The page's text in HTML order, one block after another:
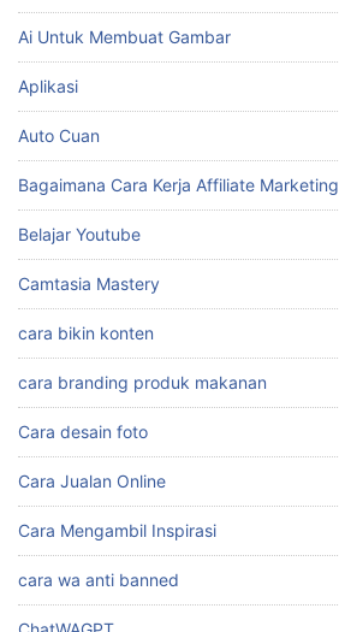
Ai Untuk Membuat Gambar
Aplikasi
Auto Cuan
Bagaimana Cara Kerja Affiliate Marketing
Belajar Youtube
Camtasia Mastery
cara bikin konten
cara branding produk makanan
Cara desain foto
Cara Jualan Online
Cara Mengambil Inspirasi
cara wa anti banned